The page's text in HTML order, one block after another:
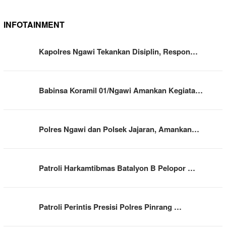
INFOTAINMENT
Kapolres Ngawi Tekankan Disiplin, Respon…
Babinsa Koramil 01/Ngawi Amankan Kegiata…
Polres Ngawi dan Polsek Jajaran, Amankan…
Patroli Harkamtibmas Batalyon B Pelopor …
Patroli Perintis Presisi Polres Pinrang …